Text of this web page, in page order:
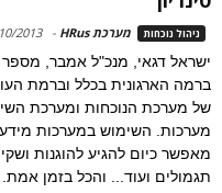
ניהול נוכחות מערכת HRus -
2013
ישראל דגאי, מנכ"ל אמבר,
ברמה הארגונית בכלל וברמת
של מערכת הנוכחות ומערכת
מערכות. השימוש במערכות מידע
מאפשר כיום להגיע להוגנות
תגמולים ועוד... והכל בזמן אמת.